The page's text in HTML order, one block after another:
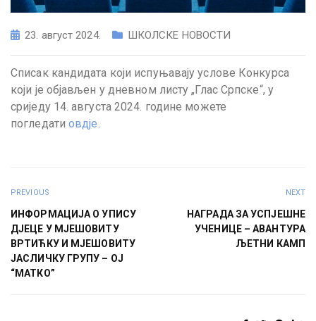
23. август 2024. ШКОЛСКЕ НОВОСТИ
Списак кандидата који испуњавају услове Конкурса
који је објављен у дневном листу „Глас Српске“, у
сриједу 14. августа 2024. године можете
погледати овдје
PREVIOUS
ИНФОРМАЦИЈА О УПИСУ
ДЈЕЦЕ У МЈЕШОВИТУ
ВРТИЋКУ И МЈЕШОВИТУ
ЈАСЛИЧКУ ГРУПУ – ОЈ
“МАТКО”
NEXT
НАГРАДА ЗА УСПЈЕШНЕ
УЧЕНИЦЕ – АВАНТУРА
ЉЕТНИ КАМП